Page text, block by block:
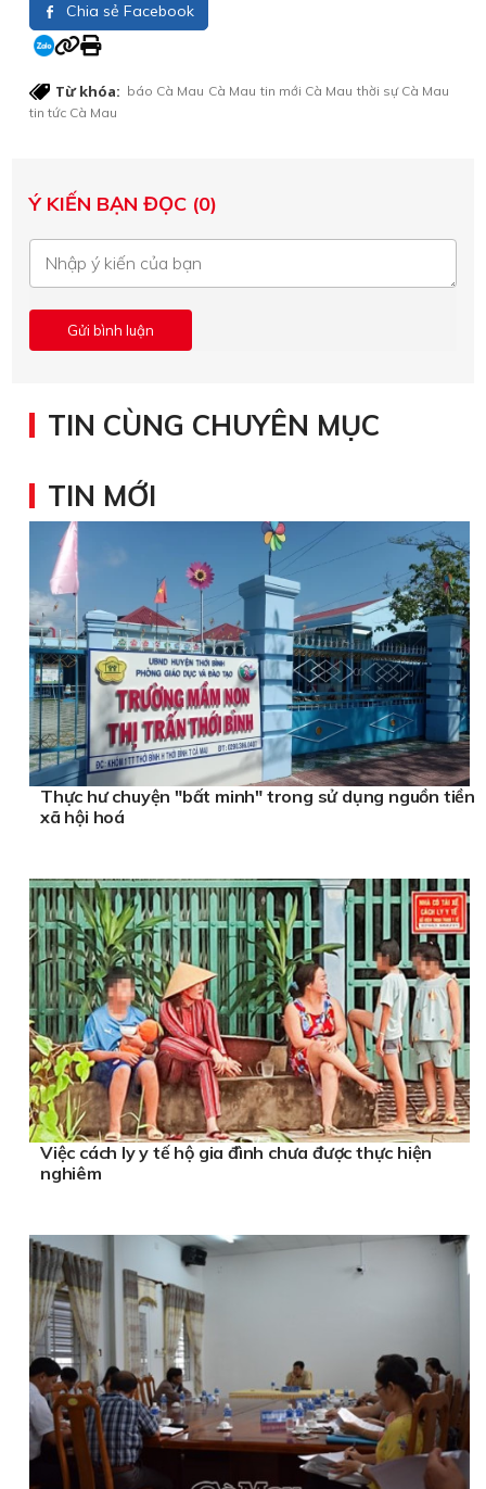
Chia sẻ Facebook
Từ khóa: báo Cà Mau Cà Mau tin mới Cà Mau thời sự Cà Mau
tin tức Cà Mau
Ý KIẾN BẠN ĐỌC (0)
TIN CÙNG CHUYÊN MỤC
TIN MỚI
Thực hư chuyện "bất minh" trong sử dụng nguồn tiền
xã hội hoá
Việc cách ly y tế hộ gia đình chưa được thực hiện
nghiêm